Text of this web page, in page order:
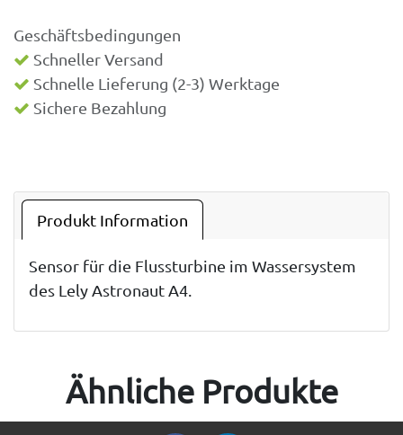
Geschäftsbedingungen
Schneller Versand
Schnelle Lieferung (2-3) Werktage
Sichere Bezahlung
Produkt Information
Sensor für die Flussturbine im Wassersystem
des Lely Astronaut A4.
Ähnliche Produkte